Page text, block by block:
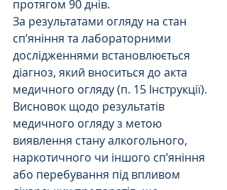
протягом 90 днів.
За результатами огляду на стан
сп’яніння та лабораторними
дослідженнями встановлюється
діагноз, який вноситься до акта
медичного огляду (п. 15 Інструкції).
Висновок щодо результатів
медичного огляду з метою
виявлення стану алкогольного,
наркотичного чи іншого сп’яніння
або перебування під впливом